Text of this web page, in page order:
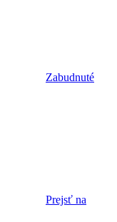
Zabudnuté
Prejsť na